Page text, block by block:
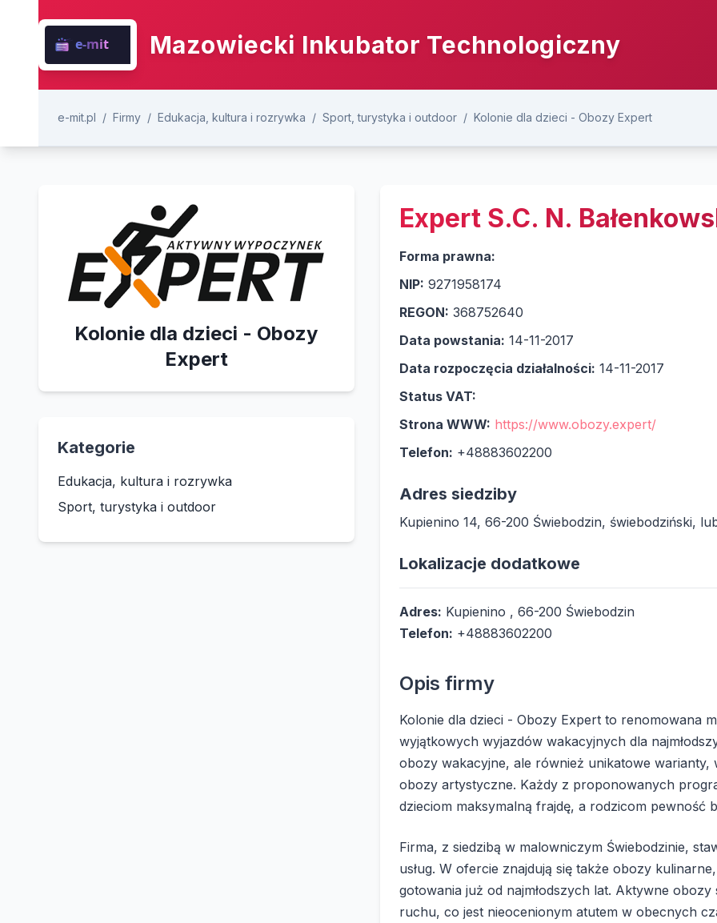
Mazowiecki Inkubator Technologiczny
e-mit.pl / Firmy / Edukacja, kultura i rozrywka / Sport, turystyka i outdoor / Kolonie dla dzieci - Obozy Expert
Kolonie dla dzieci - Obozy
Expert
Kategorie
Edukacja, kultura i rozrywka
Sport, turystyka i outdoor
Expert S.C. N.
Forma prawna:
NIP: 9271958174
REGON: 368752640
Data powstania: 14-11-2017
Data rozpoczęcia działalności: 14-11-2017
Status VAT:
Strona WWW: https://www.obozy.expert/
Telefon: +48883602200
Adres siedziby
Kupienino 14, 66-200 Świebodzin, świebodziński,
Lokalizacje dodatkowe
Adres: Kupienino , 66-200 Świebodzin
Telefon: +48883602200
Opis firmy
Kolonie dla dzieci - Obozy Expert to renomowana
wyjątkowych wyjazdów wakacyjnych dla
obozy wakacyjne, ale również unikatowe
obozy artystyczne. Każdy z proponowanych
dzieciom maksymalną frajdę, a rodzicom pewność
Firma, z siedzibą w malowniczym Świebodzinie,
usług. W ofercie znajdują się także obozy
gotowania już od najmłodszych lat. Aktywne
ruchu, co jest nieocenionym atutem w obecnych